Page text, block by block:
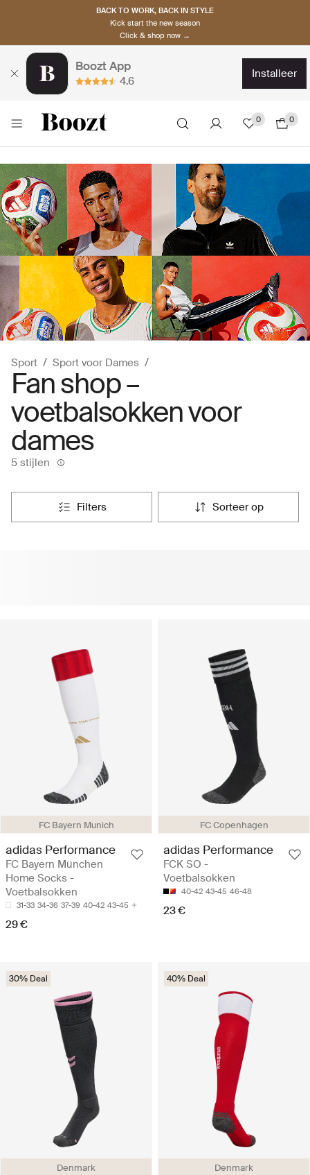
BACK TO WORK, BACK IN STYLE
Kick start the new season
Click & shop now →
Boozt App
4.6
installeer
0 0
Sport Sport voor Dames
Fan shop –
voetbalsokken voor
dames
5 stijlen
filters sorteer op
FC Bayern Munich
adidas Performance
FC Bayern München
Home Socks -
Voetbalsokken
31-33 34-36 37-39 40-42 43-45
29 €
FC Copenhagen
adidas Performance
FCK SO -
Voetbalsokken
40-42 43-45 46-48
23 €
Denmark
30% Deal
Denmark
40% Deal